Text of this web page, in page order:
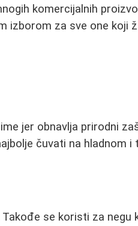
komercijalnih
izborom za sve one koji
jer obnavlja prirodni
čuvati na hladnom i
se koristi za negu